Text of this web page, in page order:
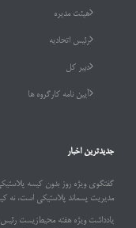
هیئت مدیره
رئیس اتحادیه
دبیر کل
آیین نامه کارگروه ها
جدیدترین اخبار
گفتگوی ویژه روز بدون کیسه
مدیریت پسماند پلاستیکی است، نه